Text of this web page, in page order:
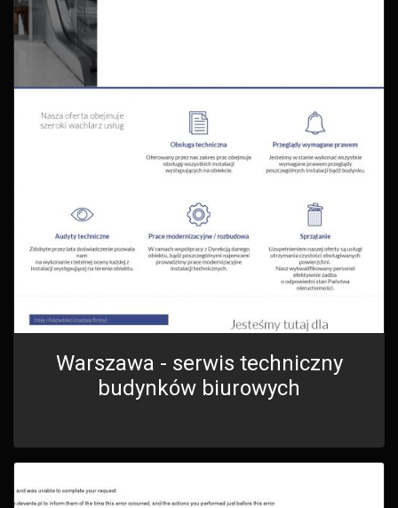
Warszawa - serwis techniczny
budynków biurowych